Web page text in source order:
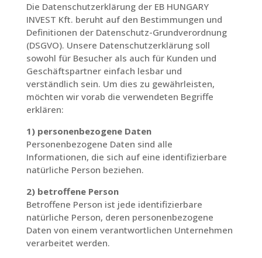
Die Datenschutzerklärung der EB HUNGARY
INVEST Kft. beruht auf den Bestimmungen und
Definitionen der Datenschutz-Grundverordnung
(DSGVO). Unsere Datenschutzerklärung soll
sowohl für Besucher als auch für Kunden und
Geschäftspartner einfach lesbar und
verständlich sein. Um dies zu gewährleisten,
möchten wir vorab die verwendeten Begriffe
erklären:
1) personenbezogene Daten
Personenbezogene Daten sind alle
Informationen, die sich auf eine identifizierbare
natürliche Person beziehen.
2) betroffene Person
Betroffene Person ist jede identifizierbare
natürliche Person, deren personenbezogene
Daten von einem verantwortlichen Unternehmen
verarbeitet werden.